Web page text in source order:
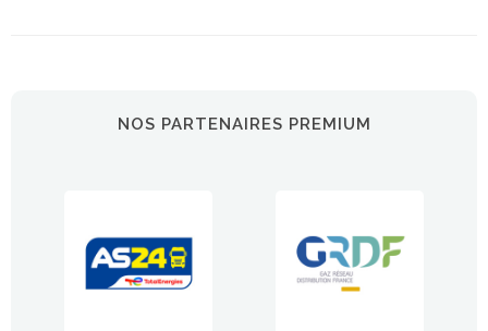
NOS PARTENAIRES PREMIUM